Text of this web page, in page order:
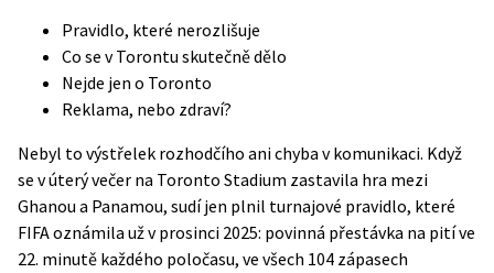
Pravidlo, které nerozlišuje
Co se v Torontu skutečně dělo
Nejde jen o Toronto
Reklama, nebo zdraví?
Nebyl to výstřelek rozhodčího ani chyba v komunikaci. Když
se v úterý večer na Toronto Stadium zastavila hra mezi
Ghanou a Panamou, sudí jen plnil turnajové pravidlo, které
FIFA oznámila už v prosinci 2025: povinná přestávka na pití ve
22. minutě každého poločasu, ve všech 104 zápasech